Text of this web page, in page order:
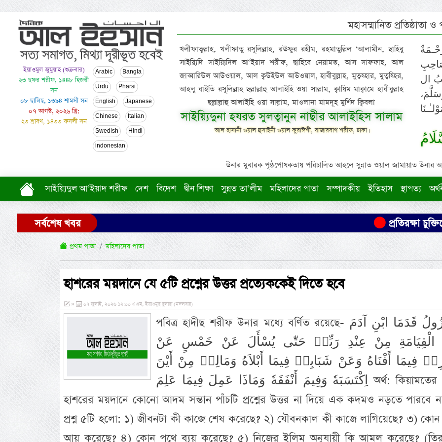
ইয়াওমুল জুমুয়াহ (শুক্রবার)
২৩ ছফর শরীফ, ১৪৪৮ হিজরী
সন
০৮ ছালিছ, ১৩৯৪ শামসী সন
০৭ আগস্ট, ২০২৬ খ্রি:
২৩ শ্রাবণ, ১৪৩৩ ফসলী সন
Arabic Bangla
Urdu Pharsi
English Japanese
Chinese Italian
Swedish Hindi
indonesian
মহাসম্মানিত প্রতিষ্ঠাতা
খলীফাতুল্লাহ, খলীফাতু রসূলিল্লাহ, রঊফুর রহীম, রহমাতুল্লিল ‘আলামীন, ছাহিবু
সাইয়্যিদি সাইয়্যিদিল আ’ইয়াদ শরীফ, ছাহিবে নেয়ামত, আস সাফফাহ, আল
জাব্বারিউল আউওয়াল, আল ক্বউইউল আউওয়াল, হাবীবুল্লাহ, মুত্বহ্হার, মুত্বহ্হির,
আহলু বাইতি রসূলিল্লাহ ছল্লাল্লাহু আলাইহি ওয়া সাল্লাম, ক্বায়িম মাক্বামে হাবীবুল্লাহ
ছল্লাল্লাহু আলাইহি ওয়া সাল্লাম, মাওলানা মামদূহ মুর্শিদ ক্বিবলা
সাইয়্যিদুনা হযরত সুলত্বানুন নাছীর আলাইহিস সালাম
আল হাসানী ওয়াল হুসাইনী ওয়াল কুরাঈশী, রাজারবাগ শরীফ, ঢাকা।
ال
উনার মুবারক পৃষ্ঠপোষকতায় পরিচালিত আহলে সুন্নাত ওয়াল জামায়াত উনার
সাইয়্যিদুল আ’ইয়াদ শরীফ দেশ বিদেশ দ্বীন শিক্ষা সুন্নত তা’লীম মহিলাদের পাতা সম্পাদকীয় ইতিহাস স্থাপত্য
সর্বশেষ খবর প্রতিরক্ষা চুক্তিতে
প্রথম পাতা মহিলাদের পাতা
হাশরের ময়দানে যে ৫টি প্রশ্নের উত্তর প্রত্যেককেই দিতে হবে
» ০৭ জুলাই, ২০২৬ ১২:০০ এএম, ইয়াওমুছ ছুলাছা (মঙ্গলবার)
পবিত্র হাদীছ শরীফ উনার মধ্যে বর্ণিত রয়েছে- لاَ تَزُولُ قَدَمَا ابْنِ آدَمَ
الْقِيَامَةِ مِنْ عِنْدِ رَبِّهٖ حَتّٰى يُسْأَلَ عَنْ خَمْسٍ عَنْ
فِيمَا أَفْنَاهُ وَعَنْ شَبَابِهٖ فِيمَا أَبْلاَهُ وَمَالِهٖ مِنْ أَيْنَ
اِكْتَسَبَهٗ وَفِيمَ أَنْفَقَهٗ وَمَاذَا عَمِلَ فِيمَا عَلِمَ অর্থ: কিয়ামতের দিনে
হাশরের ময়দানে কোনো আদম সন্তান পাঁচটি প্রশ্নের উত্তর না দিয়ে এক কদমও নড়তে পারবে
প্রশ্ন ৫টি হলো: ১) জীবনটা কী কাজে শেষ করেছে? ২) যৌবনকাল কী কাজে লাগিয়েছে? ৩)
আয় করেছে? ৪) কোন পথে ব্যয় করেছে? ৫) নিজের ইলিম অনুযায়ী কি আমল করেছে?